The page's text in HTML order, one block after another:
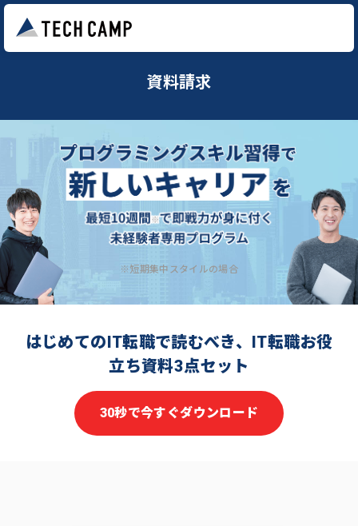
資料請求
※短期集中スタイルの場合
はじめてのIT転職で読むべき、IT転職お役
立ち資料3点セット
30秒で今すぐダウンロード